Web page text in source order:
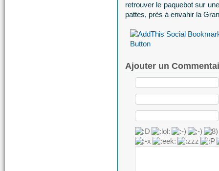
retrouver le paquebot sur
pattes, près à envahir la
Ajouter un